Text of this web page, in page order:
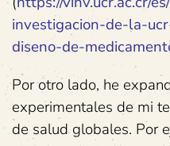
investigacion-de-la-
diseno-de-
Por otro lado, he
experimentales de mi
de salud globales. Por